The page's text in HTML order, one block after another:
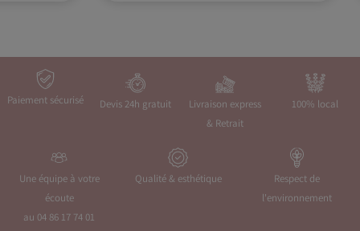
Paiement sécurisé Devis 24h gratuit
Livraison express
& Retrait
100% local
Une équipe à votre
écoute
au 04 86 17 74 01
Qualité & esthétique
Respect de
l'environnement